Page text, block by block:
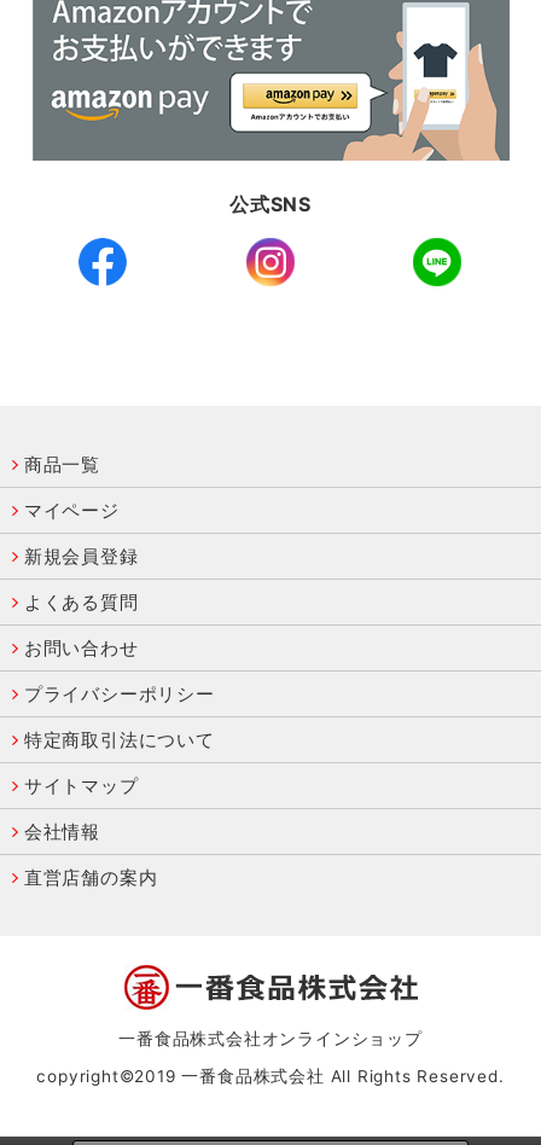
公式SNS
商品一覧
マイページ
新規会員登録
よくある質問
お問い合わせ
プライバシーポリシー
特定商取引法について
サイトマップ
会社情報
直営店舗の案内
一番食品株式会社オンラインショップ
copyright©2019 一番食品株式会社 All Rights Reserved.